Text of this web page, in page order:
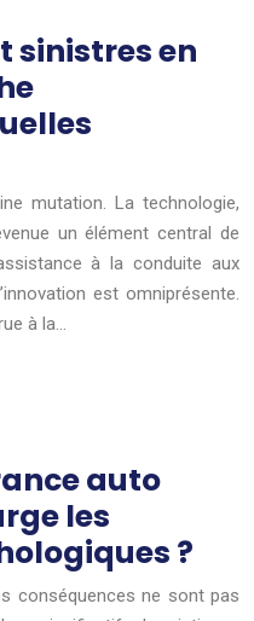
sinistres en
mutation. La technologie,
un élément central de
à la conduite aux
est omniprésente.
à la…
auto
les
?
conséquences ne sont pas